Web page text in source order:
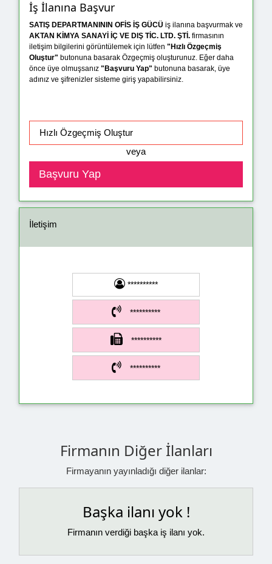
İş İlanına Başvur
SATIŞ DEPARTMANININ OFİS İŞ GÜCÜ iş ilanına başvurmak ve
AKTAN KİMYA SANAYİ İÇ VE DIŞ TİC. LTD. ŞTİ. firmasının
iletişim bilgilerini görüntülemek için lütfen "Hızlı Özgeçmiş
Oluştur" butonuna basarak Özgeçmiş oluşturunuz. Eğer daha
önce üye olmuşsanız "Başvuru Yap" butonuna basarak, üye
adınız ve şifrenizler sisteme giriş yapabilirsiniz.
veya
İletişim
**********
**********
**********
**********
Firmanın Diğer İlanları
Firmayanın yayınladığı diğer ilanlar:
Başka ilanı yok !
Firmanın verdiği başka iş ilanı yok.